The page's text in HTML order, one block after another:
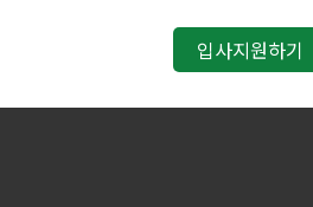
입사지원하기